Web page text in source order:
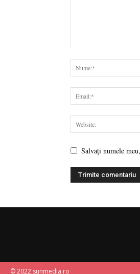
Salvați numele
© 2022 sunmedia.ro